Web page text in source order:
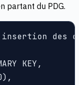
partant du PDG.
des
KEY,